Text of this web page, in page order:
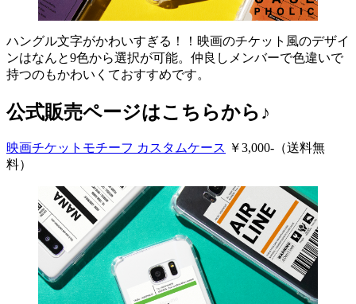
ハングル文字がかわいすぎる！！映画のチケット風のデザイ
ンはなんと9色から選択が可能。仲良しメンバーで色違いで
持つのもかわいくておすすめです。
公式販売ページはこちらから♪
映画チケットモチーフ カスタムケース ￥3,000-（送料無
料）